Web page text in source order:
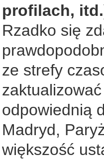
profilach,
Rzadko się
ze strefy
odpowiednią
Madryd,
większość